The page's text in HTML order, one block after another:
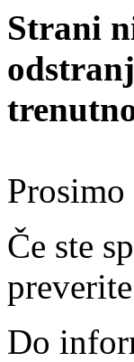
Strani
Prosimo
Če ste
Do